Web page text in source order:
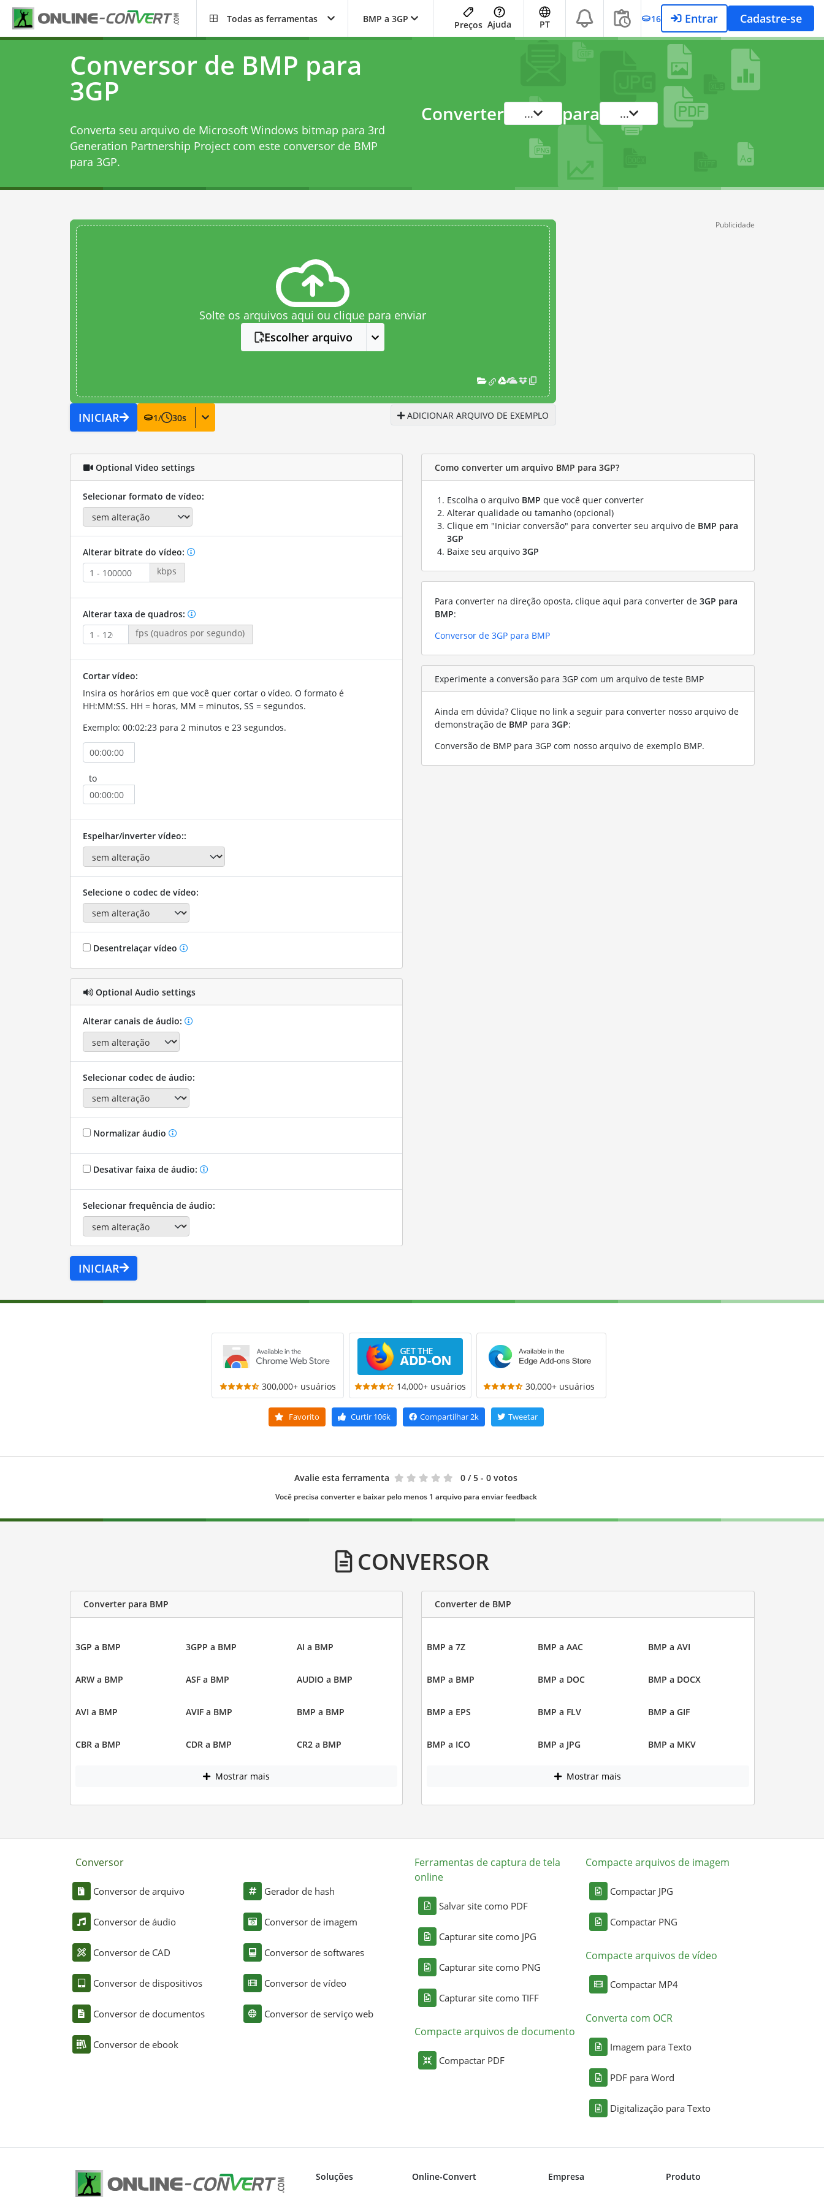
Todas as ferramentas BMP a 3GP
Preços Ajuda PT 16 Entrar Cadastre-se
Conversor de BMP para
3GP
Converta seu arquivo de Microsoft Windows bitmap para 3rd
Generation Partnership Project com este conversor de BMP
para 3GP.
Converter ... para ...
Solte os arquivos aqui ou clique para enviar
Escolher arquivo
INICIAR 1/ 30s ADICIONAR ARQUIVO DE EXEMPLO
Publicidade
Optional Video settings
Selecionar formato de vídeo:
Alterar bitrate do vídeo:
kbps
Alterar taxa de quadros:
fps (quadros por segundo)
Cortar vídeo:
Insira os horários em que você quer cortar o vídeo. O formato é
HH:MM:SS. HH = horas, MM = minutos, SS = segundos.
Exemplo: 00:02:23 para 2 minutos e 23 segundos.
to
Espelhar/inverter vídeo::
Selecione o codec de vídeo:
Desentrelaçar vídeo
Optional Audio settings
Alterar canais de áudio:
Selecionar codec de áudio:
Normalizar áudio
Desativar faixa de áudio:
Selecionar frequência de áudio:
INICIAR
Como converter um arquivo BMP para 3GP?
Escolha o arquivo BMP que você quer converter
Alterar qualidade ou tamanho (opcional)
Clique em "Iniciar conversão" para converter seu arquivo de BMP para
3GP
Baixe seu arquivo 3GP
Para converter na direção oposta, clique aqui para converter de 3GP para
BMP:
Conversor de 3GP para BMP
Experimente a conversão para 3GP com um arquivo de teste BMP
Ainda em dúvida? Clique no link a seguir para converter nosso arquivo de
demonstração de BMP para 3GP:
Conversão de BMP para 3GP com nosso arquivo de exemplo BMP.
300,000+ usuários 14,000+ usuários 30,000+ usuários
Favorito Curtir106k Compartilhar2k Tweetar
Avalie esta ferramenta 0 / 5 - 0 votos
Você precisa converter e baixar pelo menos 1 arquivo para enviar feedback
CONVERSOR
Converter para BMP
3GP a BMP 3GPP a BMP AI a BMP
ARW a BMP ASF a BMP AUDIO a BMP
AVI a BMP AVIF a BMP BMP a BMP
CBR a BMP CDR a BMP CR2 a BMP
Mostrar mais
Converter de BMP
BMP a 7Z BMP a AAC BMP a AVI
BMP a BMP BMP a DOC BMP a DOCX
BMP a EPS BMP a FLV BMP a GIF
BMP a ICO BMP a JPG BMP a MKV
Mostrar mais
Conversor
Conversor de arquivo
Conversor de áudio
Conversor de CAD
Conversor de dispositivos
Conversor de documentos
Conversor de ebook
Gerador de hash
Conversor de imagem
Conversor de softwares
Conversor de vídeo
Conversor de serviço web
Ferramentas de captura de tela
online
Salvar site como PDF
Capturar site como JPG
Capturar site como PNG
Capturar site como TIFF
Compacte arquivos de documento
Compactar PDF
Compacte arquivos de imagem
Compactar JPG
Compactar PNG
Compacte arquivos de vídeo
Compactar MP4
Converta com OCR
Imagem para Texto
PDF para Word
Digitalização para Texto
Soluções Online-Convert Empresa Produto